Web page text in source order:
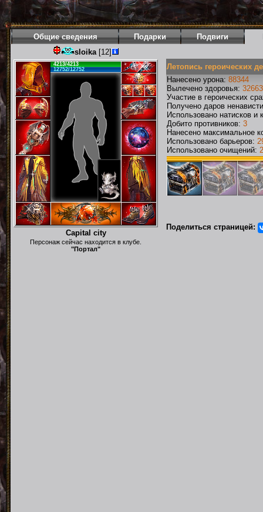
Общие сведения Подарки Подвиги
sloika[12]
4213/4213
12752/12752
Capital city
Персонаж сейчас находится в клубе.
"Портал"
Летопись героических
Нанесено урона: 88344
Вылечено здоровья: 32663
Участие в героических
Получено даров
Использовано натисков и
Добито противников: 3
Нанесено максимальное
Использовано барьеров:
Использовано очищений: 2
Поделиться страницей: